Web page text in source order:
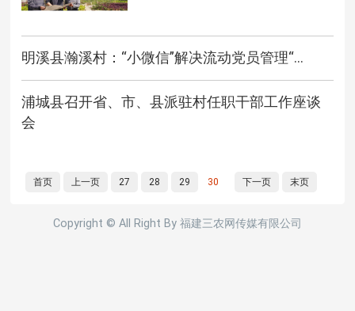
明溪县瀚溪村：“小微信”解决流动党员管理“...
浦城县召开省、市、县派驻村任职干部工作座谈
会
首页 上一页 27 28 29 30 下一页 末页
Copyright © All Right By 福建三农网传媒有限公司